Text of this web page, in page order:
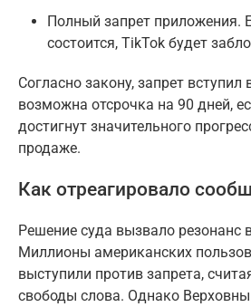
Полный запрет приложения.
состоится, TikTok будет
Согласно закону, запрет вступил
возможна отсрочка на 90 дней,
достигнут значительного
продаже.
Как отреагировало
Решение суда вызвало резонанс
Миллионы американских
выступили против запрета,
свободы слова. Однако